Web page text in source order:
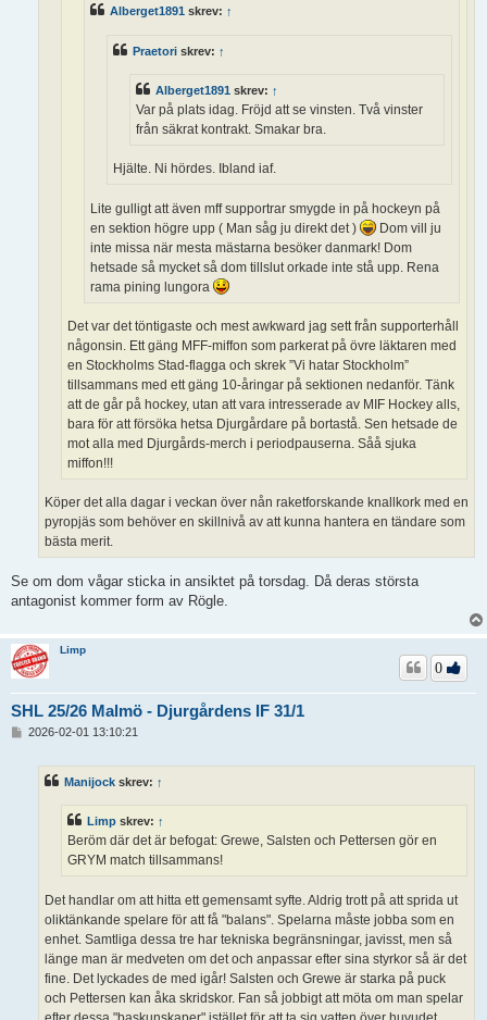
Alberget1891 skrev: ↑
Praetori skrev: ↑
Alberget1891 skrev: ↑
Var på plats idag. Fröjd att se vinsten. Två vinster
från säkrat kontrakt. Smakar bra.
Hjälte. Ni hördes. Ibland iaf.
Lite gulligt att även mff supportrar smygde in på hockeyn på
en sektion högre upp ( Man såg ju direkt det )
Dom vill ju
inte missa när mesta mästarna besöker danmark! Dom
hetsade så mycket så dom tillslut orkade inte stå upp. Rena
rama pining lungora
Det var det töntigaste och mest awkward jag sett från supporterhåll
någonsin. Ett gäng MFF-miffon som parkerat på övre läktaren med
en Stockholms Stad-flagga och skrek ”Vi hatar Stockholm”
tillsammans med ett gäng 10-åringar på sektionen nedanför. Tänk
att de går på hockey, utan att vara intresserade av MIF Hockey alls,
bara för att försöka hetsa Djurgårdare på bortastå. Sen hetsade de
mot alla med Djurgårds-merch i periodpauserna. Såå sjuka
miffon!!!
Köper det alla dagar i veckan över nån raketforskande knallkork med en
pyropjäs som behöver en skillnivå av att kunna hantera en tändare som
bästa merit.
Se om dom vågar sticka in ansiktet på torsdag. Då deras största
antagonist kommer form av Rögle.
Limp
SHL 25/26 Malmö - Djurgårdens IF 31/1
0
2026-02-01 13:10:21
Manijock skrev: ↑
Limp skrev: ↑
Beröm där det är befogat: Grewe, Salsten och Pettersen gör en
GRYM match tillsammans!
Det handlar om att hitta ett gemensamt syfte. Aldrig trott på att sprida ut
oliktänkande spelare för att få "balans". Spelarna måste jobba som en
enhet. Samtliga dessa tre har tekniska begränsningar, javisst, men så
länge man är medveten om det och anpassar efter sina styrkor så är det
fine. Det lyckades de med igår! Salsten och Grewe är starka på puck
och Pettersen kan åka skridskor. Fan så jobbigt att möta om man spelar